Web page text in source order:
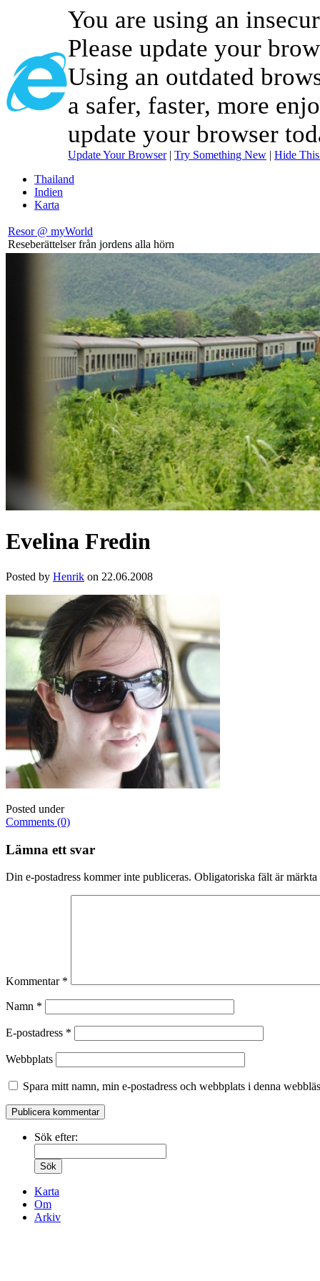
You are using an
Please update your
Using an outdated
a safer, faster, more
update your browser
Update Your Browser| Try Something New | Hide
Thailand
Indien
Karta
Resor @ myWorld
Reseberättelser från jordens alla hörn
Evelina Fredin
Posted by Henrik on 22.06.2008
Posted under
Comments (0)
Lämna ett svar
Din e-postadress kommer inte publiceras. Obligatoriska fält är märkta
Kommentar *
Namn *
E-postadress *
Webbplats
Spara mitt namn, min e-postadress och webbplats i denna
Sök efter:
Karta
Om
Arkiv